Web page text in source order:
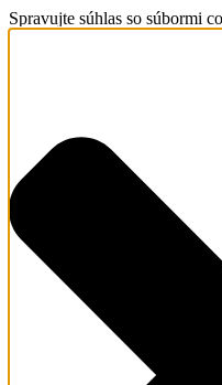
Spravujte súhlas so súbormi